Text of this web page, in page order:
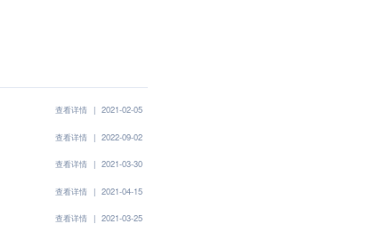
查看详情 | 2021-02-05
查看详情 | 2022-09-02
查看详情 | 2021-03-30
查看详情 | 2021-04-15
查看详情 | 2021-03-25